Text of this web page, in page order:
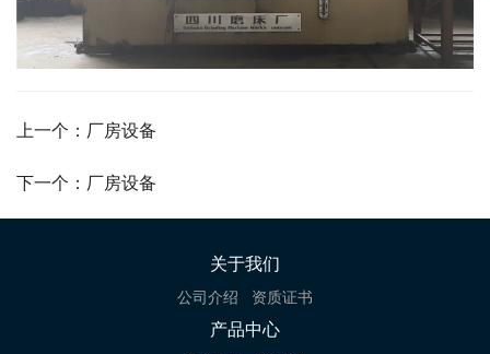
上一个：厂房设备
下一个：厂房设备
关于我们
公司介绍 资质证书
产品中心